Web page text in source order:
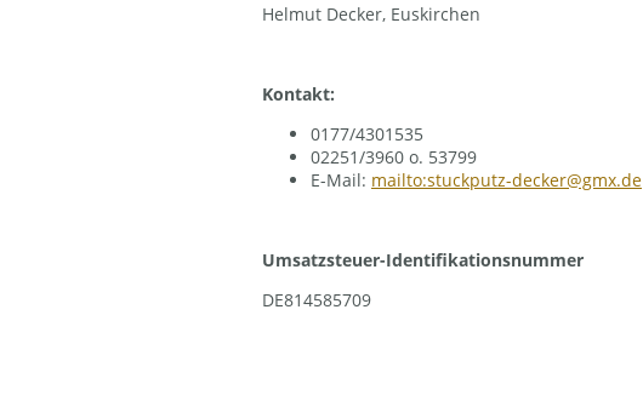
Helmut Decker, Euskirchen
Kontakt:
0177/4301535
02251/3960 o. 53799
E-Mail: mailto:stuckputz-decker@gmx.de
Umsatzsteuer-Identifikationsnummer
DE814585709